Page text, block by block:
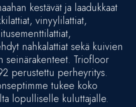
kestävät ja laadukkaat
vinyylilattiat,
nahkalattiat sekä kuivien
seinärakenteet. Triofloor
perustettu perheyritys.
tukee koko
lopulliselle kuluttajalle.